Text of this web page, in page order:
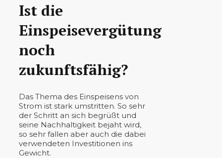
Ist die
Einspeisevergütung
noch
zukunftsfähig?
Das Thema des Einspeisens von
Strom ist stark umstritten. So sehr
der Schritt an sich begrüßt und
seine Nachhaltigkeit bejaht wird,
so sehr fallen aber auch die dabei
verwendeten Investitionen ins
Gewicht.